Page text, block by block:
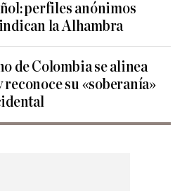
perfiles anónimos
la Alhambra
de Colombia se alinea
su «soberanía»